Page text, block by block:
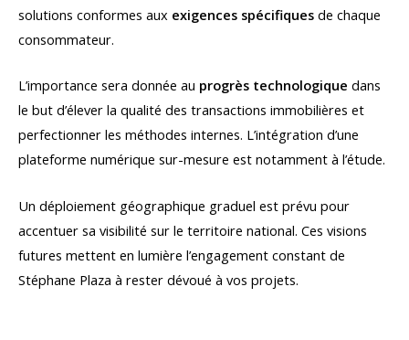
solutions conformes aux exigences spécifiques de chaque
consommateur.
L’importance sera donnée au progrès technologique dans
le but d’élever la qualité des transactions immobilières et
perfectionner les méthodes internes. L’intégration d’une
plateforme numérique sur-mesure est notamment à l’étude.
Un déploiement géographique graduel est prévu pour
accentuer sa visibilité sur le territoire national. Ces visions
futures mettent en lumière l’engagement constant de
Stéphane Plaza à rester dévoué à vos projets.